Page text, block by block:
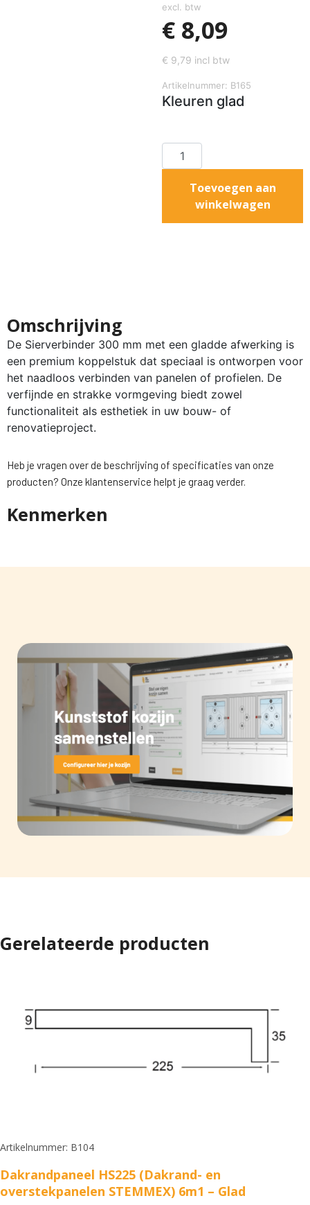
excl. btw
€ 8,09
€ 9,79 incl btw
Artikelnummer: B165
Kleuren glad
Toevoegen aan
winkelwagen
Omschrijving
De Sierverbinder 300 mm met een gladde afwerking is
een premium koppelstuk dat speciaal is ontworpen voor
het naadloos verbinden van panelen of profielen. De
verfijnde en strakke vormgeving biedt zowel
functionaliteit als esthetiek in uw bouw- of
renovatieproject.
Heb je vragen over de beschrijving of specificaties van onze
producten? Onze klantenservice helpt je graag verder.
Kenmerken
Gerelateerde producten
Artikelnummer: B104
Dakrandpaneel HS225 (Dakrand- en
overstekpanelen STEMMEX) 6m1 – Glad